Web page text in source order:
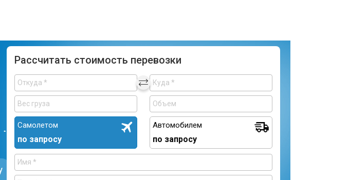
Рассчитать стоимость перевозки
Самолетом
по запросу
Автомобилем
по запросу